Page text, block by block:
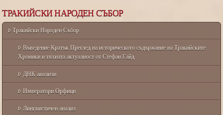
ТРАКИЙСКИ НАРОДЕН СЪБОР
Тракийски Народен Събор
Въведение Кратък Преглед на историческото съдържание на Тракийските
Хроники и тяхната актуалност от Стефан Гайд
ДНК анализи
Императори Орфици
Лингвистичен анализ